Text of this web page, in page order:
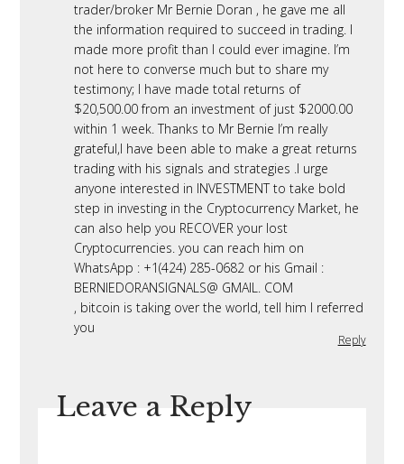
trader/broker Mr Bernie Doran , he gave me all
the information required to succeed in trading. I
made more profit than I could ever imagine. I’m
not here to converse much but to share my
testimony; I have made total returns of
$20,500.00 from an investment of just $2000.00
within 1 week. Thanks to Mr Bernie I’m really
grateful,I have been able to make a great returns
trading with his signals and strategies .I urge
anyone interested in INVESTMENT to take bold
step in investing in the Cryptocurrency Market, he
can also help you RECOVER your lost
Cryptocurrencies. you can reach him on
WhatsApp : +1(424) 285-0682 or his Gmail :
BERNIEDORANSIGNALS@ GMAIL. COM
, bitcoin is taking over the world, tell him I referred
you
Reply
Leave a Reply